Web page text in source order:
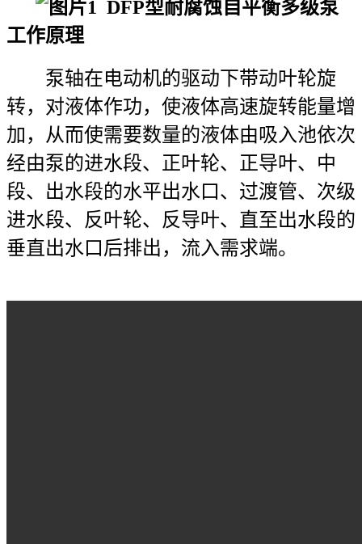
DFP型耐腐蚀 自平衡多级泵
工作原理
泵轴在电动机的驱动下带动叶轮旋
转，对液体作功，使液体高速旋转能量增
加，从而使需要数量的液体由吸入池依次
经由泵的进水段、正叶轮、正导叶、中
段、出水段的水平出水口、过渡管、次级
进水段、反叶轮、反导叶、直至出水段的
垂直出水口后排出，流入需求端。